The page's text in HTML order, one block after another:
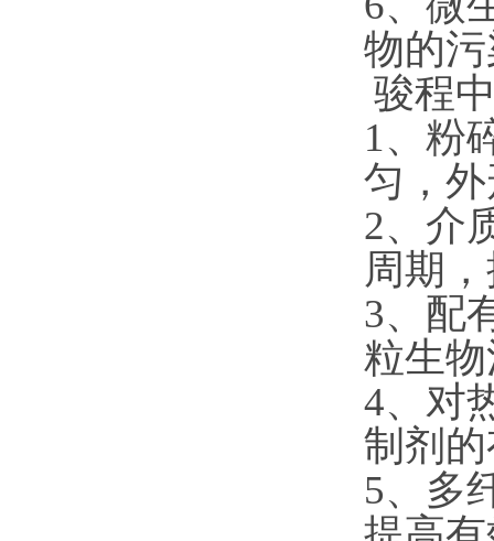
物的
骏程
1、粉
匀，
2、介
周期
3、配
粒生
4、对
制剂
5、多